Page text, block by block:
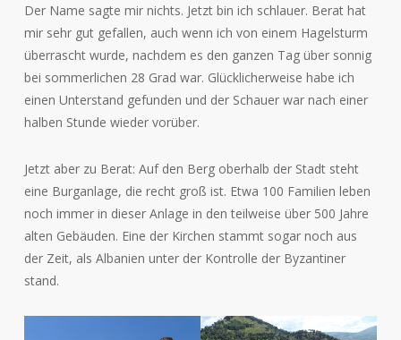
Der Name sagte mir nichts. Jetzt bin ich schlauer. Berat hat
mir sehr gut gefallen, auch wenn ich von einem Hagelsturm
überrascht wurde, nachdem es den ganzen Tag über sonnig
bei sommerlichen 28 Grad war. Glücklicherweise habe ich
einen Unterstand gefunden und der Schauer war nach einer
halben Stunde wieder vorüber.
Jetzt aber zu Berat: Auf den Berg oberhalb der Stadt steht
eine Burganlage, die recht groß ist. Etwa 100 Familien leben
noch immer in dieser Anlage in den teilweise über 500 Jahre
alten Gebäuden. Eine der Kirchen stammt sogar noch aus
der Zeit, als Albanien unter der Kontrolle der Byzantiner
stand.